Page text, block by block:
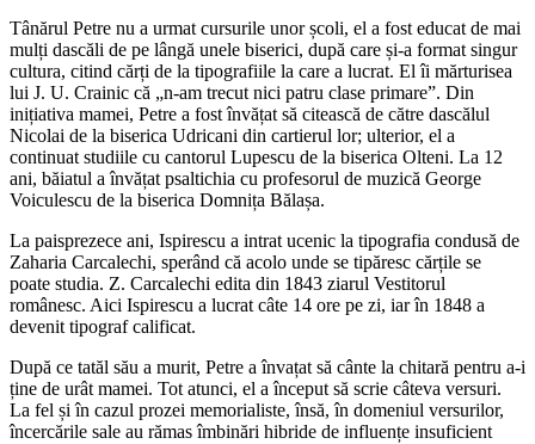
Tânărul Petre nu a urmat cursurile unor școli, el a fost educat de mai
mulți dascăli de pe lângă unele biserici, după care și-a format singur
cultura, citind cărți de la tipografiile la care a lucrat. El îi mărturisea
lui J. U. Crainic că „n-am trecut nici patru clase primare”. Din
inițiativa mamei, Petre a fost învățat să citească de către dascălul
Nicolai de la biserica Udricani din cartierul lor; ulterior, el a
continuat studiile cu cantorul Lupescu de la biserica Olteni. La 12
ani, băiatul a învățat psaltichia cu profesorul de muzică George
Voiculescu de la biserica Domnița Bălașa.
La paisprezece ani, Ispirescu a intrat ucenic la tipografia condusă de
Zaharia Carcalechi, sperând că acolo unde se tipăresc cărțile se
poate studia. Z. Carcalechi edita din 1843 ziarul Vestitorul
românesc. Aici Ispirescu a lucrat câte 14 ore pe zi, iar în 1848 a
devenit tipograf calificat.
După ce tatăl său a murit, Petre a învațat să cânte la chitară pentru a-i
ține de urât mamei. Tot atunci, el a început să scrie câteva versuri.
La fel și în cazul prozei memorialiste, însă, în domeniul versurilor,
încercările sale au rămas îmbinări hibride de influențe insuficient